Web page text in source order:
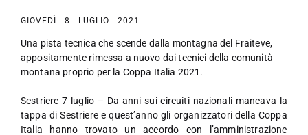
GIOVEDÌ | 8 - LUGLIO | 2021
Una pista tecnica che scende dalla montagna del Fraiteve,
appositamente rimessa a nuovo dai tecnici della comunità
montana proprio per la Coppa Italia 2021.
Sestriere 7 luglio – Da anni sui circuiti nazionali mancava la
tappa di Sestriere e quest’anno gli organizzatori della Coppa
Italia hanno trovato un accordo con l’amministrazione